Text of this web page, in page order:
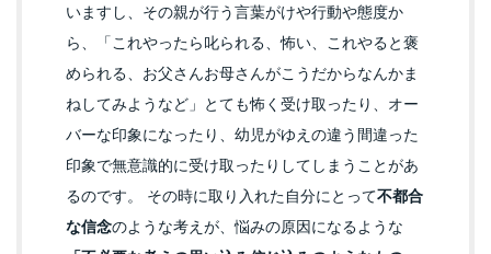
いますし、その親が行う言葉がけや行動や態度か
ら、「これやったら叱られる、怖い、これやると褒
められる、お父さんお母さんがこうだからなんかま
ねしてみようなど」とても怖く受け取ったり、オー
バーな印象になったり、幼児がゆえの違う間違った
印象で無意識的に受け取ったりしてしまうことがあ
るのです。 その時に取り入れた自分にとって不都合
な信念のような考えが、悩みの原因になるような